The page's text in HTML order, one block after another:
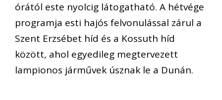
órától este nyolcig látogatható. A hétvége
programja esti hajós felvonulással zárul a
Szent Erzsébet híd és a Kossuth híd
között, ahol egyedileg megtervezett
lampionos járművek úsznak le a Dunán.